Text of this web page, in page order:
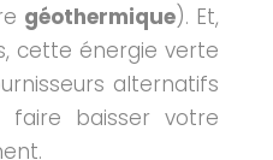
géothermique). Et,
cette énergie verte
alternatifs
baisser votre